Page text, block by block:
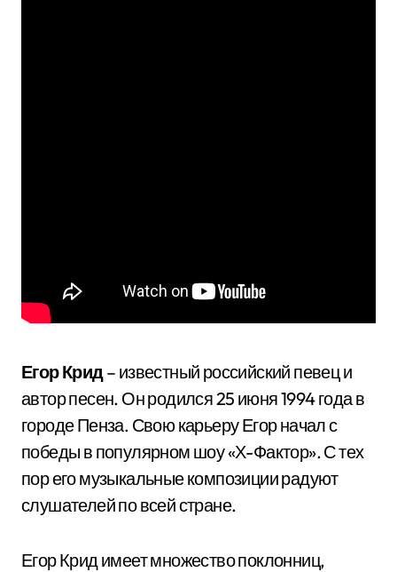
Егор Крид– известный российский певец и
автор песен. Он родился 25 июня 1994 года в
городе Пенза. Свою карьеру Егор начал с
победы в популярном шоу «Х-Фактор». С тех
пор его музыкальные композиции радуют
слушателей по всей стране.
Егор Крид имеет множество поклонниц,